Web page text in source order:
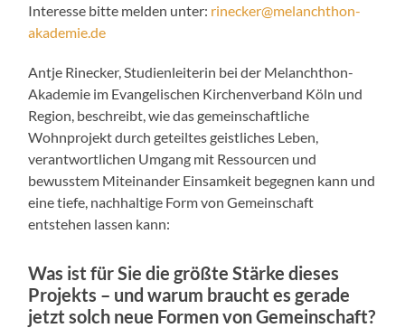
Interesse bitte melden unter: rinecker@melanchthon-
akademie.de
Antje Rinecker, Studienleiterin bei der Melanchthon-
Akademie im Evangelischen Kirchenverband Köln und
Region, beschreibt, wie das gemeinschaftliche
Wohnprojekt durch geteiltes geistliches Leben,
verantwortlichen Umgang mit Ressourcen und
bewusstem Miteinander Einsamkeit begegnen kann und
eine tiefe, nachhaltige Form von Gemeinschaft
entstehen lassen kann:
Was ist für Sie die größte Stärke dieses
Projekts – und warum braucht es gerade
jetzt solch neue Formen von Gemeinschaft?